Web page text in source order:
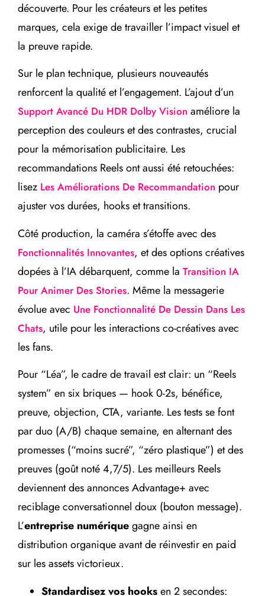
découverte. Pour les créateurs et les petites
marques, cela exige de travailler l’impact visuel et
la preuve rapide.
Sur le plan technique, plusieurs nouveautés
renforcent la qualité et l’engagement. L’ajout d’un
Support Avancé Du HDR Dolby Vision améliore la
perception des couleurs et des contrastes, crucial
pour la mémorisation publicitaire. Les
recommandations Reels ont aussi été retouchées:
lisez Les Améliorations De Recommandation pour
ajuster vos durées, hooks et transitions.
Côté production, la caméra s’étoffe avec des
Fonctionnalités Innovantes, et des options créatives
dopées à l’IA débarquent, comme la Transition IA
Pour Animer Des Stories. Même la messagerie
évolue avec Une Fonctionnalité De Dessin Dans Les
Chats, utile pour les interactions co-créatives avec
les fans.
Pour “Léa”, le cadre de travail est clair: un “Reels
system” en six briques — hook 0-2s, bénéfice,
preuve, objection, CTA, variante. Les tests se font
par duo (A/B) chaque semaine, en alternant des
promesses (“moins sucré”, “zéro plastique”) et des
preuves (goût noté 4,7/5). Les meilleurs Reels
deviennent des annonces Advantage+ avec
reciblage conversationnel doux (bouton message).
L’entreprise numériquegagne ainsi en
distribution organique avant de réinvestir en paid
sur les assets victorieux.
Standardisez vos hooksen 2 secondes: